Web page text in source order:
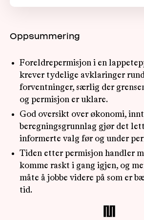
Oppsummering
Foreldrepermisjon i en
krever tydelige avklaringer
forventninger, særlig der
og permisjon er uklare.
God oversikt over økonomi,
beregningsgrunnlag gjør det
informerte valg før og under
Tiden etter permisjon handler
komme raskt i gang igjen, og
måte å jobbe videre på som er
tid.